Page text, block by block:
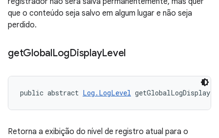
que o conteúdo seja salvo em algum lugar e não seja
perdido.
getGlobalLogDisplayLevel
public abstract Log.LogLevel
Retorna a exibição do nível de registro atual para o